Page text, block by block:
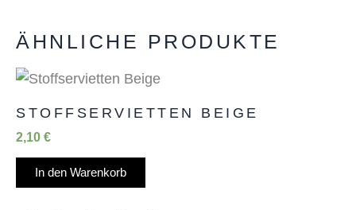
ÄHNLICHE PRODUKTE
STOFFSERVIETTEN BEIGE
2,10 €
In den Warenkorb